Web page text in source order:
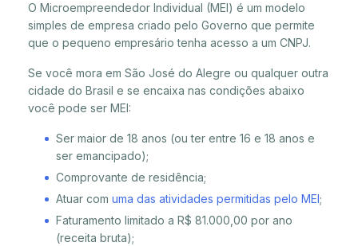
O Microempreendedor Individual (MEI) é um modelo
simples de empresa criado pelo Governo que permite
que o pequeno empresário tenha acesso a um CNPJ.
Se você mora em São José do Alegre ou qualquer outra
cidade do Brasil e se encaixa nas condições abaixo
você pode ser MEI:
Ser maior de 18 anos (ou ter entre 16 e 18 anos e
ser emancipado);
Comprovante de residência;
Atuar com uma das atividades permitidas pelo MEI;
Faturamento limitado a R$ 81.000,00 por ano
(receita bruta);